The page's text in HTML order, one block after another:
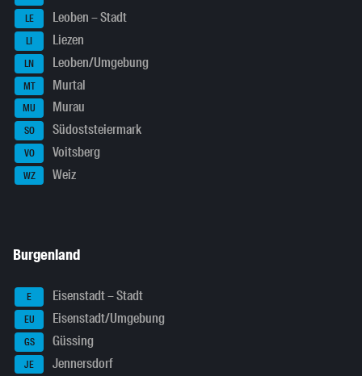
LE Leoben – Stadt
LI Liezen
LN Leoben/Umgebung
MT Murtal
MU Murau
SO Südoststeiermark
VO Voitsberg
WZ Weiz
Burgenland
E Eisenstadt – Stadt
EU Eisenstadt/Umgebung
GS Güssing
JE Jennersdorf